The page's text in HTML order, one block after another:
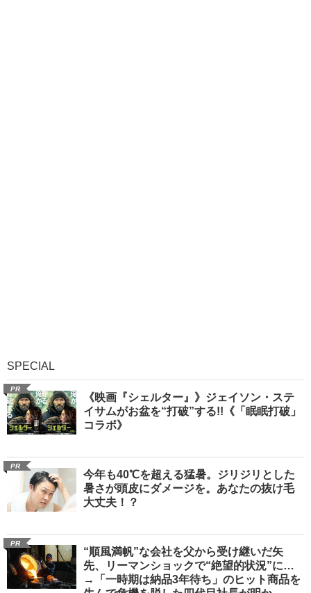
SPECIAL
PR
《映画『シェルター』》ジェイソン・ステ
イサムがお盆を“打破”する!!《「眠眠打破」
コラボ》
PR
今年も40℃を超える猛暑。ジリジリとした
暑さが頭皮にダメージを。あなたの抜け毛
大丈夫！？
PR
“順風満帆”な会社を父から受け継いだ矢
先、リーマンショックで“絶望的状況”に…
→「一時期は納品3年待ち」のヒット商品を